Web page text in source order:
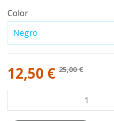
Color
12,50 € 25,00 €